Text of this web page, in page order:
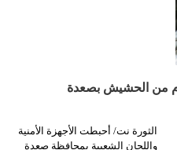
الثورة نت/ أحبطت الأجهزة الأمنية
واللجان الشعبية بمحافظة صعدة